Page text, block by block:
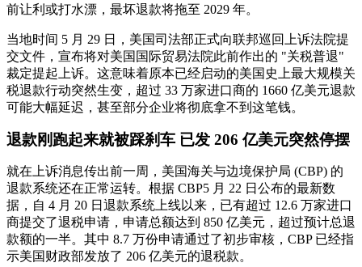
前让利或打水漂，最坏退款将拖至 2029 年。
当地时间 5 月 29 日，美国司法部正式向联邦巡回上诉法院提
交文件，宣布将对美国国际贸易法院此前作出的 "关税普退"
裁定提起上诉。这意味着原本已经启动的美国史上最大规模关
税退款行动突然生变，超过 33 万家进口商的 1660 亿美元退款
可能大幅延迟，甚至部分企业将彻底拿不到这笔钱。
退款刚跑起来就被踩刹车 已发 206 亿美元突然停摆
就在上诉消息传出前一周，美国海关与边境保护局 (CBP) 的
退款系统还在正常运转。根据 CBP5 月 22 日公布的最新数
据，自 4 月 20 日退款系统上线以来，已有超过 12.6 万家进口
商提交了退税申请，申请总额达到 850 亿美元，超过预计总退
款额的一半。其中 8.7 万份申请通过了初步审核，CBP 已经指
示美国财政部发放了 206 亿美元的退税款。